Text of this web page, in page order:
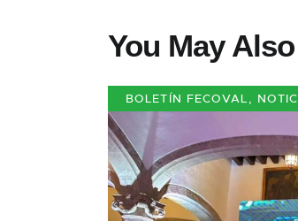
You May
BOLETÍN FECOVAL,